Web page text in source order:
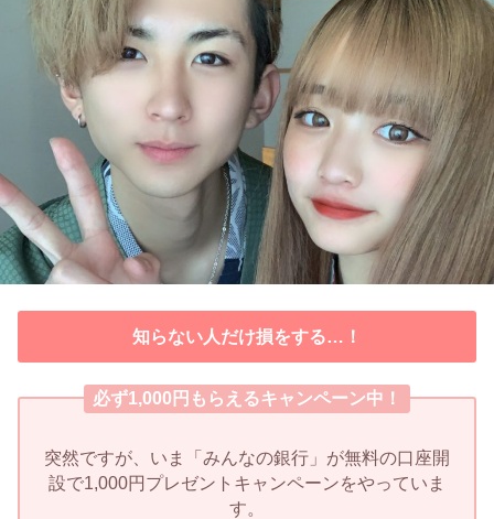
知らない人だけ損をする…！
必ず1,000円もらえるキャンペーン中！
突然ですが、いま「みんなの銀行」が無料の口座開
設で1,000円プレゼントキャンペーンをやっていま
す。